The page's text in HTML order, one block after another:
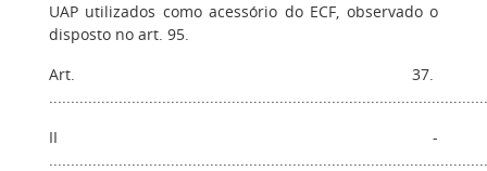
UAP utilizados como acessório do ECF, observado o
disposto no art. 95.
Art. 37.
II -